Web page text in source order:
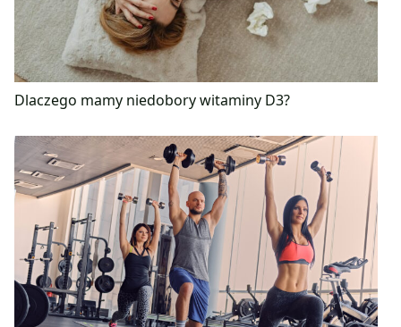
Dlaczego mamy niedobory witaminy D3?